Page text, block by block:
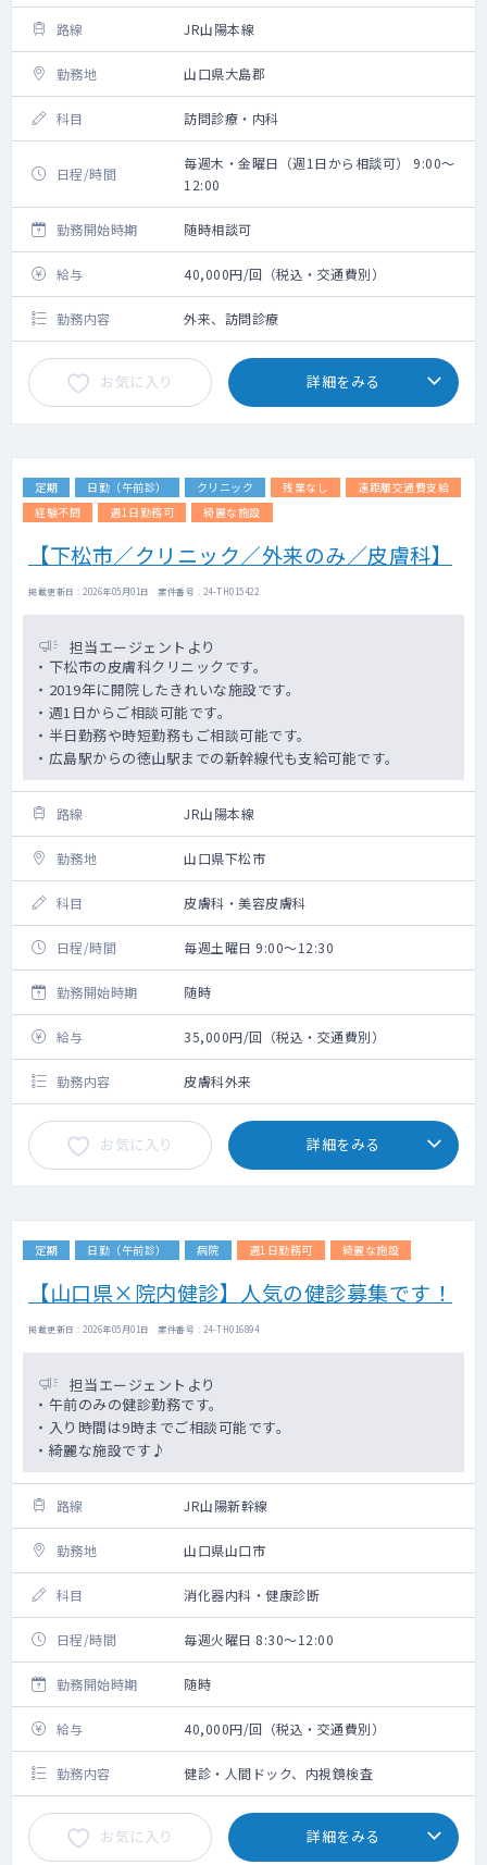
路線 JR山陽本線
勤務地 山口県大島郡
科目 訪問診療・内科
日程/時間
毎週木・金曜日（週1日から相談可） 9:00～
12:00
勤務開始時期 随時相談可
給与 40,000円/回（税込・交通費別）
勤務内容 外来、訪問診療
お気に入り 詳細をみる
定期 日勤（午前診） クリニック 残業なし
遠距離交通費支給
経験不問
週1日勤務可 綺麗な施設
【下松市／クリニック／外来のみ／皮膚科】
掲載更新日 : 2026年05月01日 案件番号 : 24-TH015422
担当エージェントより
・下松市の皮膚科クリニックです。
・2019年に開院したきれいな施設です。
・週1日からご相談可能です。
・半日勤務や時短勤務もご相談可能です。
・広島駅からの徳山駅までの新幹線代も支給可能です。
路線 JR山陽本線
勤務地 山口県下松市
科目 皮膚科・美容皮膚科
日程/時間 毎週土曜日 9:00～12:30
勤務開始時期 随時
給与 35,000円/回（税込・交通費別）
勤務内容 皮膚科外来
お気に入り 詳細をみる
定期 日勤（午前診） 病院 週1日勤務可 綺麗な施設
【山口県×院内健診】人気の健診募集です！
掲載更新日 : 2026年05月01日 案件番号 : 24-TH016894
担当エージェントより
・午前のみの健診勤務です。
・入り時間は9時までご相談可能です。
・綺麗な施設です♪
路線 JR山陽新幹線
勤務地 山口県山口市
科目 消化器内科・健康診断
日程/時間 毎週火曜日 8:30～12:00
勤務開始時期 随時
給与 40,000円/回（税込・交通費別）
勤務内容 健診・人間ドック、内視鏡検査
お気に入り 詳細をみる